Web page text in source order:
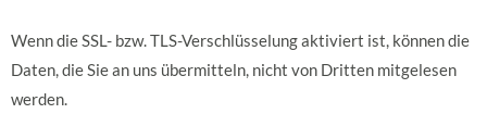
Wenn die SSL- bzw. TLS-Verschlüsselung aktiviert ist, können die
Daten, die Sie an uns übermitteln, nicht von Dritten mitgelesen
werden.